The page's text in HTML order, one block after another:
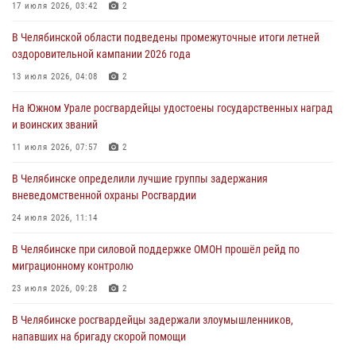
31 июля 2026, 11:33
Росгвардия обеспечивает безопасность граждан на южном
направлении
31 июля 2026, 11:32
В Уральском округе Росгвардии состоялось заседание
оперативного штаба
30 июля 2026, 10:53
17 июля 2026, 03:42 2
В Челябинской области подведены промежуточные итоги летней
оздоровительной кампании 2026 года
13 июля 2026, 04:08 2
На Южном Урале росгвардейцы удостоены государственных наград
и воинских званий
11 июля 2026, 07:57 2
В Челябинске определили лучшие группы задержания
вневедомственной охраны Росгвардии
24 июля 2026, 11:14
В Челябинске при силовой поддержке ОМОН прошёл рейд по
миграционному контролю
23 июля 2026, 09:28 2
В Челябинске росгвардейцы задержали злоумышленников,
напавших на бригаду скорой помощи